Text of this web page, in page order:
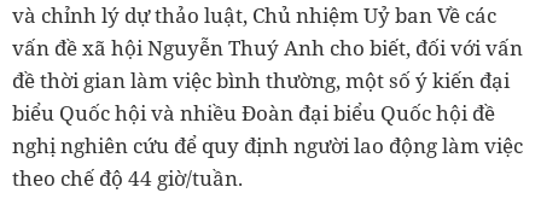
và chỉnh lý dự thảo luật, Chủ nhiệm Uỷ ban Về các
vấn đề xã hội Nguyễn Thuý Anh cho biết, đối với vấn
đề thời gian làm việc bình thường, một số ý kiến đại
biểu Quốc hội và nhiều Đoàn đại biểu Quốc hội đề
nghị nghiên cứu để quy định người lao động làm việc
theo chế độ 44 giờ/tuần.